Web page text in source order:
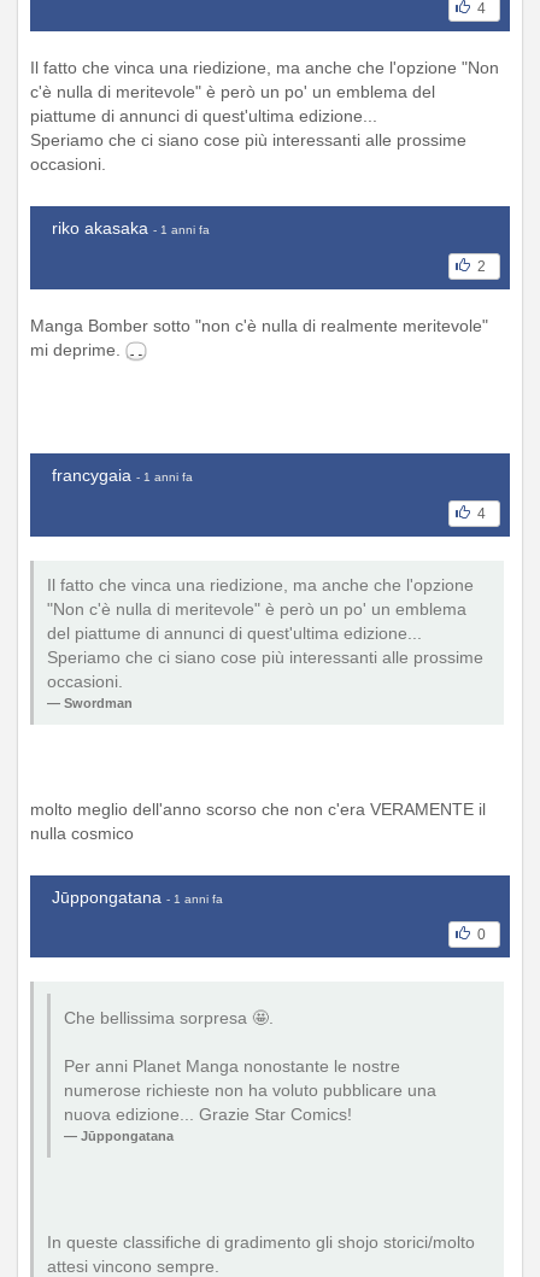
4
Il fatto che vinca una riedizione, ma anche che l'opzione "Non
c'è nulla di meritevole" è però un po' un emblema del
piattume di annunci di quest'ultima edizione...
Speriamo che ci siano cose più interessanti alle prossime
occasioni.
riko akasaka - 1 anni fa
2
Manga Bomber sotto "non c'è nulla di realmente meritevole"
mi deprime.
francygaia - 1 anni fa
4
Il fatto che vinca una riedizione, ma anche che l'opzione
"Non c'è nulla di meritevole" è però un po' un emblema
del piattume di annunci di quest'ultima edizione...
Speriamo che ci siano cose più interessanti alle prossime
occasioni.
Swordman
molto meglio dell'anno scorso che non c'era VERAMENTE il
nulla cosmico
Jūppongatana - 1 anni fa
0
Che bellissima sorpresa 🤩.
Per anni Planet Manga nonostante le nostre
numerose richieste non ha voluto pubblicare una
nuova edizione... Grazie Star Comics!
Jūppongatana
In queste classifiche di gradimento gli shojo storici/molto
attesi vincono sempre.